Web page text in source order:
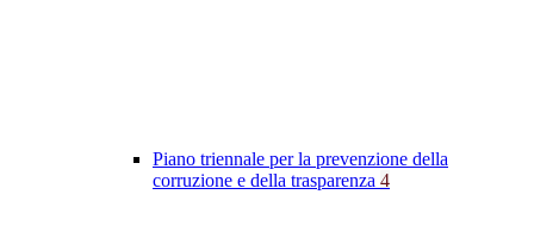
Piano triennale per la prevenzione della
corruzione e della trasparenza 4